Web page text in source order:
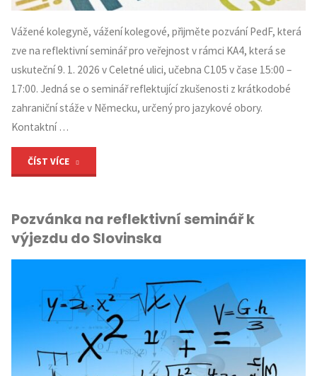
Vážené kolegyně, vážení kolegové, přijměte pozvání PedF, která
zve na reflektivní seminář pro veřejnost v rámci KA4, která se
uskuteční 9. 1. 2026 v Celetné ulici, učebna C105 v čase 15:00 –
17:00. Jedná se o seminář reflektující zkušenosti z krátkodobé
zahraniční stáže v Německu, určený pro jazykové obory.
Kontaktní …
ČÍST VÍCE
reflektivní
veřejnost
(jazykové
Pozvánka na reflektivní seminář k
výjezdu do Slovinska